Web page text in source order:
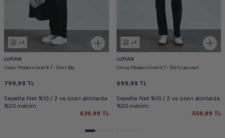
+4
LUFIAN
Valor Modern Grafik T- Shirt Bej
799,99 TL
Sepette Net %10 / 2 ve üzeri alımlarda
%20 indirim
639,99 TL
+4
LUFIAN
Olıvıa Modern Grafik T- Shirt Lacivert
699,99 TL
Sepette Net %10 / 2 ve üzeri alımlarda
%20 indirim
559,99 TL